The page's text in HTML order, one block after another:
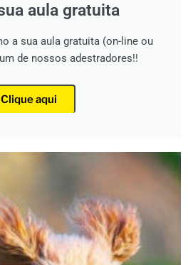
aula gratuita
a sua aula gratuita (on-line ou
de nossos adestradores!!
Clique aqui